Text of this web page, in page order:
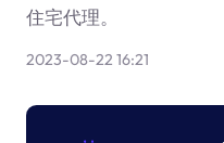
住宅代理。
2023-08-22 16:21